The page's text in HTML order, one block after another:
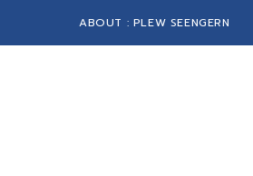
ABOUT : PLEW SEENGERN